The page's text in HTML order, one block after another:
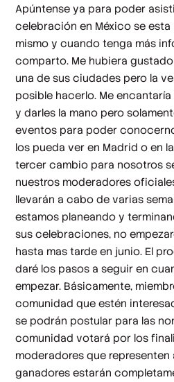
Apúntense ya para poder
celebración en México se
mismo y cuando tenga más
comparto. Me hubiera
una de sus ciudades pero la
posible hacerlo. Me
y darles la mano pero
eventos para poder
los pueda ver en Madrid o en
tercer cambio para nosotros
nuestros moderadores
llevarán a cabo de varias
estamos planeando y
sus celebraciones, no
hasta mas tarde en junio. El
daré los pasos a seguir en
empezar. Básicamente,
comunidad que estén
se podrán postular para las
comunidad votará por los
moderadores que representen
ganadores estarán